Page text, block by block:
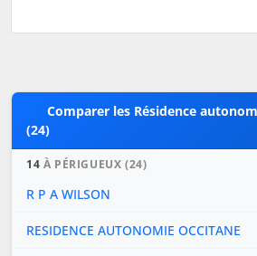
Comparer les Résidence
(24)
14 À PÉRIGUEUX (24)
R P A WILSON
RESIDENCE AUTONOMIE OCCITANE